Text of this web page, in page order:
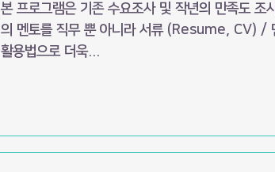
본 프로그램은 기존 수요조사 및 작년의 만족도
의 멘토를 직무 뿐 아니라 서류 (Resume, CV)
활용법으로 더욱...